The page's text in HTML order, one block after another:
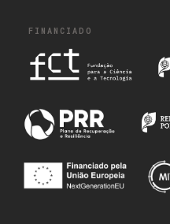
FINANCIADO